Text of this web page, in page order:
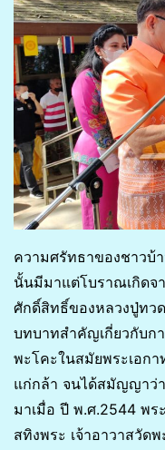
ความศรัทธาของชาวบ้
นั้นมีมาแต่โบราณเกิดจ
ศักดิ์สิทธิ์ของหลวงปู่ทว
บทบาทสำคัญเกี่ยวกับก
พะโคะในสมัยพระเอก
แก่กล้า จนได้สมัญญาว่า
มาเมื่อ ปี พ.ศ.2544 พ
สทิงพระ เจ้าอาวาสวัด